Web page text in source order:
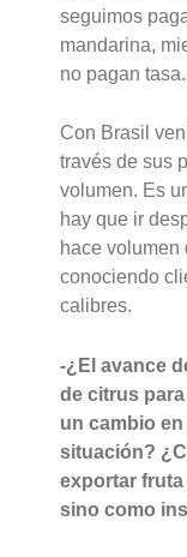
seguimos
mandarina,
no pagan tasa.
Con Brasil
través de sus
volumen. Es
hay que ir
hace volumen
conociendo
calibres.
-¿El avance
de citrus
un cambio
situación?
exportar
sino como